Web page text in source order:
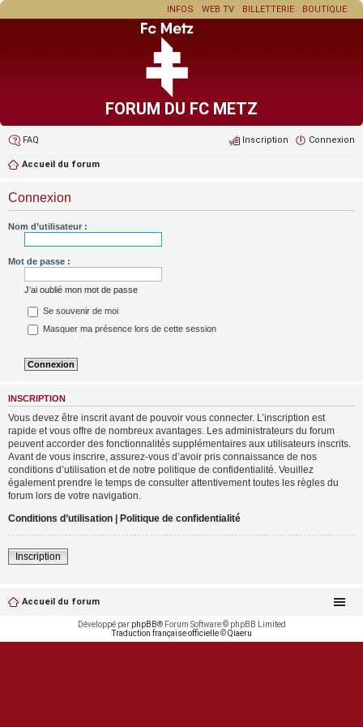
BOUTIQUE
BILLETTERIE
WEB TV
INFOS
FORUM DU FC METZ
FAQ Connexion
Inscription
Accueil du forum
Connexion
Nom d’utilisateur :
Mot de passe :
J’ai oublié mon mot de passe
Se souvenir de moi
Masquer ma présence lors de cette session
INSCRIPTION
Vous devez être inscrit avant de pouvoir vous connecter. L’inscription est
rapide et vous offre de nombreux avantages. Les administrateurs du forum
peuvent accorder des fonctionnalités supplémentaires aux utilisateurs inscrits.
Avant de vous inscrire, assurez-vous d’avoir pris connaissance de nos
conditions d’utilisation et de notre politique de confidentialité. Veuillez
également prendre le temps de consulter attentivement toutes les règles du
forum lors de votre navigation.
Conditions d’utilisation | Politique de confidentialité
Inscription
Accueil du forum
Développé par phpBB® Forum Software © phpBB Limited
Traduction française officielle©Qiaeru